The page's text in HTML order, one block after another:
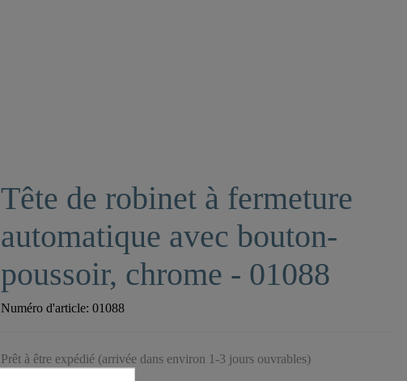
Tête de robinet à fermeture
automatique avec bouton-
poussoir, chrome - 01088
Numéro d'article:01088
Prêt à être expédié (arrivée dans environ 1-3 jours ouvrables)